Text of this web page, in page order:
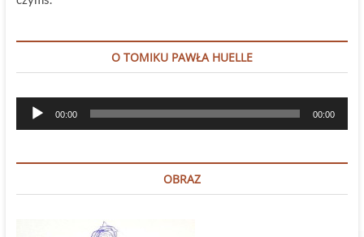
O TOMIKU PAWŁA HUELLE
Odtwarzacz
plików
00:00 00:00
OBRAZ